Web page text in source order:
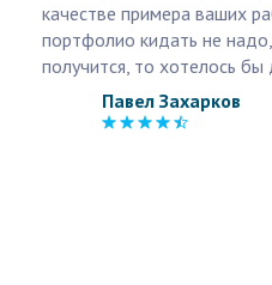
качестве примера ваших
портфолио кидать не
получится, то хотелось бы
Павел Захарков